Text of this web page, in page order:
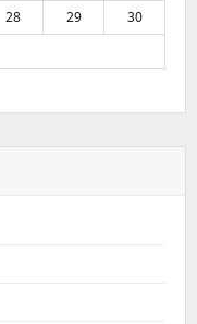
28 29
30